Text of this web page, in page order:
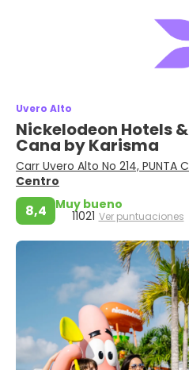
Uvero Alto
Nickelodeon Hotels
Cana by Karisma
Carr Uvero Alto No 214, PUNTA
Centro
8,4 Muy bueno
11021 Ver puntuaciones